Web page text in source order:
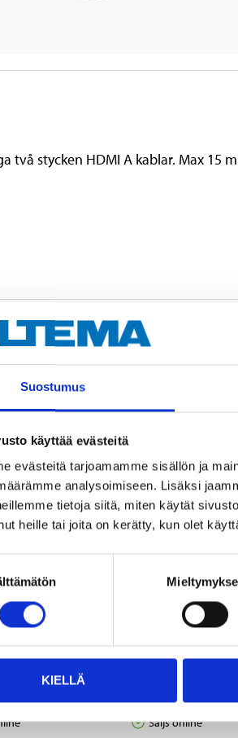
Suostumus
käyttää evästeitä
evästeitä tarjoamamme sisällön ja
analysoimiseen. Lisäksi
tietoja siitä, miten käytät
heille tai joita on kerätty, kun olet
KIELLÄ
två stycken HDMI A kablar. Max 15
1.4, 10 m
295
HDMI-kabel 1.4,
84-7004
Säljs online